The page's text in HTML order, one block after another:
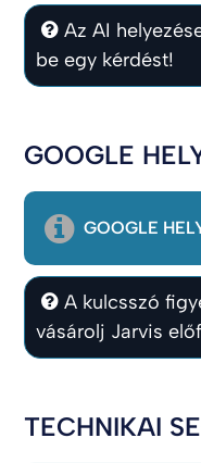
Az AI
be egy kérdést!
GOOGLE
GOOGLE
A kulcsszó
vásárolj Jarvis
TECHNIKAI